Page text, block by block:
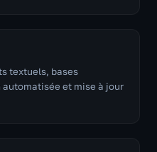
textuels, bases
et mise à jour